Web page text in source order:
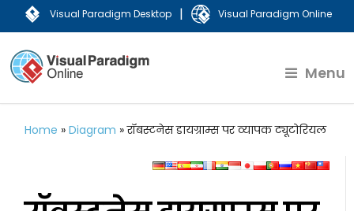
Visual Paradigm Desktop | Visual Paradigm Online
Menu
Home »Diagram »रॉबस्टनेस डायग्राम्स पर व्यापक ट्यूटोरियल